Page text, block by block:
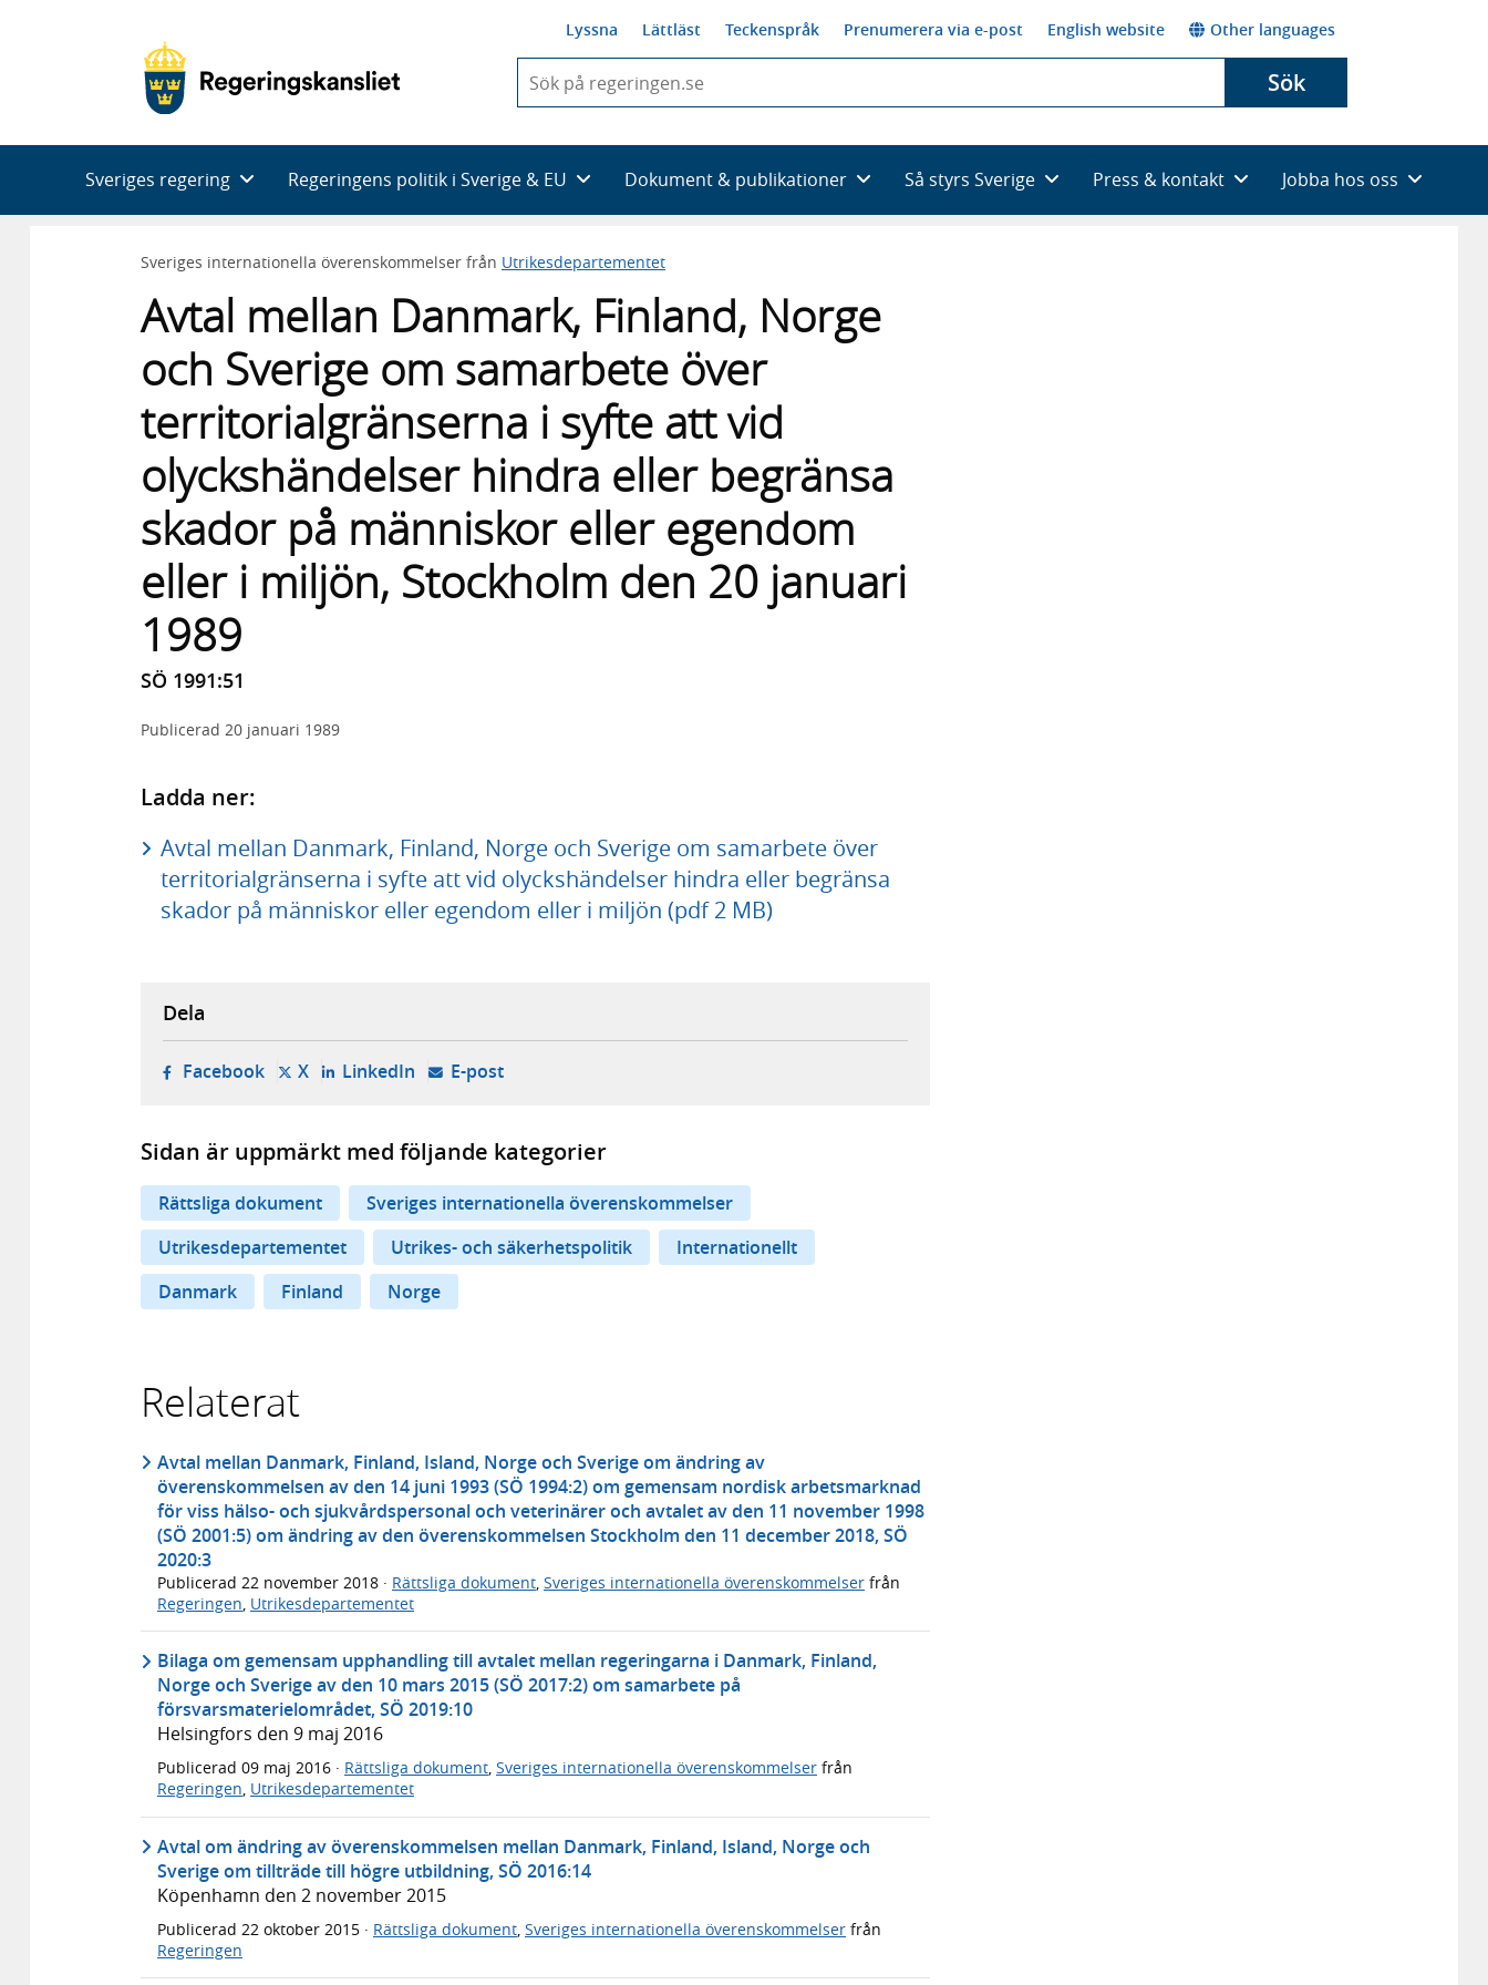
Lyssna Lättläst Teckenspråk Prenumerera via e-post English website Other languages
du
skriva
framträder
en
med
Sök
Sveriges regering Regeringens politik i Sverige & EU Dokument & publikationer Så styrs Sverige Press & kontakt Jobba hos oss
Sveriges internationella överenskommelser från Utrikesdepartementet
Avtal mellan Danmark, Finland, Norge
och Sverige om samarbete över
territorialgränserna i syfte att vid
olyckshändelser hindra eller begränsa
skador på människor eller egendom
eller i miljön, Stockholm den 20 januari
1989
SÖ 1991:51
Publicerad 20 januari 1989
Ladda ner:
Avtal mellan Danmark, Finland, Norge och Sverige om samarbete över
territorialgränserna i syfte att vid olyckshändelser hindra eller begränsa
skador på människor eller egendom eller i miljön (pdf 2 MB)
Dela
Facebook- öppnas i ny flik, extern webbplats,
X- öppnas i ny flik, extern webbplats,
LinkedIn- öppnas i ny flik, extern webbplats,
E-post- öppnar din e-postklient,
Sidan är uppmärkt med följande kategorier
Rättsliga dokument
Sveriges internationella överenskommelser
Utrikesdepartementet
Utrikes- och säkerhetspolitik
Internationellt
Danmark
Finland Norge
Relaterat
Avtal mellan Danmark, Finland, Island, Norge och Sverige om ändring av
överenskommelsen av den 14 juni 1993 (SÖ 1994:2) om gemensam nordisk arbetsmarknad
för viss hälso- och sjukvårdspersonal och veterinärer och avtalet av den 11 november 1998
(SÖ 2001:5) om ändring av den överenskommelsen Stockholm den 11 december 2018, SÖ
2020:3
Publicerad 22 november 2018 · Rättsliga dokument Sveriges internationella överenskommelser från
Regeringen Utrikesdepartementet
Bilaga om gemensam upphandling till avtalet mellan regeringarna i Danmark, Finland,
Norge och Sverige av den 10 mars 2015 (SÖ 2017:2) om samarbete på
försvarsmaterielområdet, SÖ 2019:10
Helsingfors den 9 maj 2016
Publicerad 09 maj 2016 · Rättsliga dokument, Sveriges internationella överenskommelser från
Regeringen, Utrikesdepartementet
Avtal om ändring av överenskommelsen mellan Danmark, Finland, Island, Norge och
Sverige om tillträde till högre utbildning, SÖ 2016:14
Köpenhamn den 2 november 2015
Publicerad 22 oktober 2015 · Rättsliga dokument, Sveriges internationella överenskommelser från
Regeringen